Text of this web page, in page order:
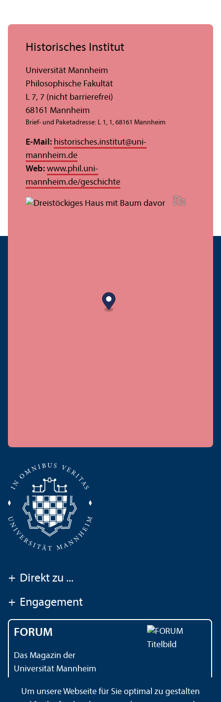
Bil
d:
J
o
n
a
sB
r
o
si
g
Historisches Institut
Universität Mannheim
Philosophische Fakultät
L 7, 7 (nicht barrierefrei)
68161 Mannheim
Brief- und Paketadresse: L 1, 1, 68161 Mannheim
E-Mail: historisches.institut@uni-
mannheim.de
Web: www.phil.uni-
mannheim.de/geschichte
+ Direkt zu ...
+ Engagement
FORUM
Das Magazin der
Universität Mannheim
Um unsere Webseite für Sie optimal zu gestalten